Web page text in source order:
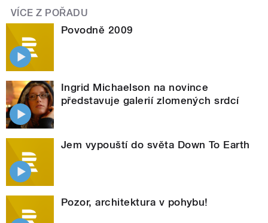
VÍCE Z POŘADU
Povodně 2009
Ingrid Michaelson na novince
představuje galerií zlomených srdcí
Jem vypouští do světa Down To Earth
Pozor, architektura v pohybu!